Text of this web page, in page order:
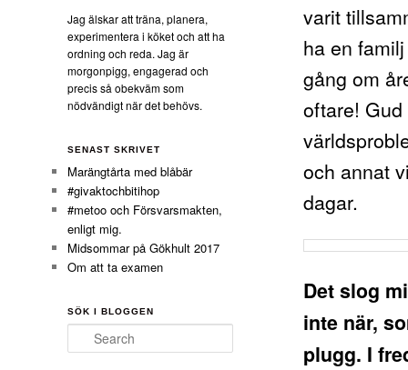
varit
ha en
gång om
oftare!
och annat
dagar.
Det slog
inte när,
plugg. I
Jag älskar att träna, planera,
experimentera i köket och att ha
ordning och reda. Jag är
morgonpigg, engagerad och
precis så obekväm som
nödvändigt när det behövs.
SENAST SKRIVET
Marängtårta med blåbär
#givaktochbitihop
#metoo och Försvarsmakten,
enligt mig.
Midsommar på Gökhult 2017
Om att ta examen
SÖK I BLOGGEN
Search